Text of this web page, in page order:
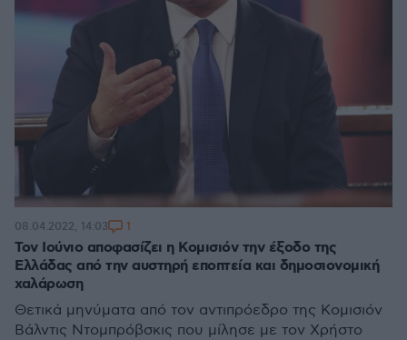
Τον Ιούνιο αποφασίζει η Κομισιόν την έξοδο της
Ελλάδας από την αυστηρή εποπτεία και δημοσιονομική
χαλάρωση
Θετικά μηνύματα από τον αντιπρόεδρο της Κομισιόν
Βάλντις Ντομπρόβσκις που μίλησε με τον Χρήστο
08.04.2022, 14:03 1